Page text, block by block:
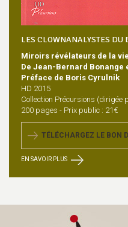
LES CLOWNANALYSTES DU
Miroirs révélateurs de la
De Jean-Bernard Bonange
Préface de Boris Cyrulnik
HD 2015
Collection Précursions (dirigée
200 pages - Prix public : 21€
TÉLÉCHARGEZ LE BON
EN SAVOIR PLUS